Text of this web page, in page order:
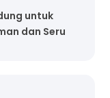
untuk
dan Seru